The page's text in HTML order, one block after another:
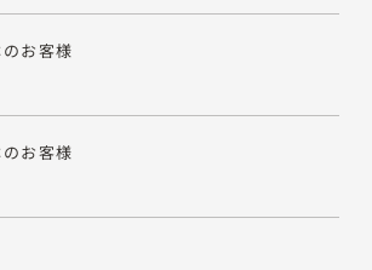
お客様
お客様